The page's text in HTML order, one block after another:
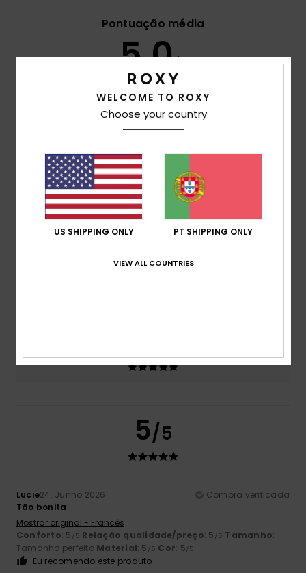
Pontuação média
5.0/5
2 avaliações verificadas
2026
50% dos nossos clientes recomendam este
Conforto
Relação qualidade/preço
5.0
5/5
Lucie24. Junho 2026
Compra verificada
Tão bonita
Mostrar original - Francês
Conforto: 5 /5 Relação qualidade/preço: 5 /5 Tamanho:
Tamanho perfeito Material: 5 /5 Cor: 5/5
Eu recomendo este produto
WELCOME TO ROXY
Choose your country
US SHIPPING ONLY PT SHIPPING ONLY
VIEW ALL COUNTRIES